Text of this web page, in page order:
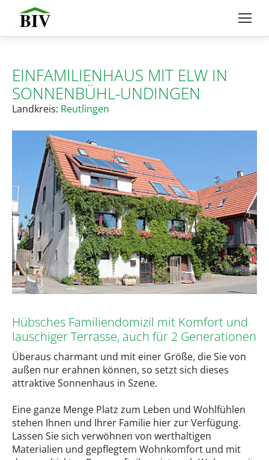
EINFAMILIENHAUS MIT ELW IN
SONNENBÜHL-UNDINGEN
Landkreis: Reutlingen
Hübsches Familiendomizil mit Komfort und
lauschiger Terrasse, auch für 2 Generationen
Überaus charmant und mit einer Größe, die Sie von
außen nur erahnen können, so setzt sich dieses
attraktive Sonnenhaus in Szene.
Eine ganze Menge Platz zum Leben und Wohlfühlen
stehen Ihnen und Ihrer Familie hier zur Verfügung.
Lassen Sie sich verwöhnen von werthaltigen
Materialien und gepflegtem Wohnkomfort und mit